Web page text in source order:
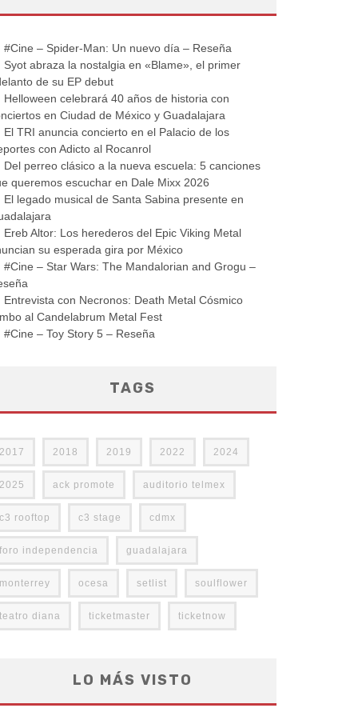
#Cine – Spider-Man: Un nuevo día – Reseña
Syot abraza la nostalgia en «Blame», el primer
de su EP debut
Helloween celebrará 40 años de historia con
en Ciudad de México y Guadalajara
El TRI anuncia concierto en el Palacio de los
con Adicto al Rocanrol
Del perreo clásico a la nueva escuela: 5 canciones
queremos escuchar en Dale Mixx 2026
El legado musical de Santa Sabina presente en
Ereb Altor: Los herederos del Epic Viking Metal
su esperada gira por México
#Cine – Star Wars: The Mandalorian and Grogu –
Entrevista con Necronos: Death Metal Cósmico
al Candelabrum Metal Fest
#Cine – Toy Story 5 – Reseña
TAGS
2017 2018 2019 2022 2024
2025 ack promote auditorio telmex
c3 rooftop c3 stage cdmx
foro independencia guadalajara
monterrey ocesa setlist soulflower
teatro diana ticketmaster ticketnow
LO MÁS VISTO